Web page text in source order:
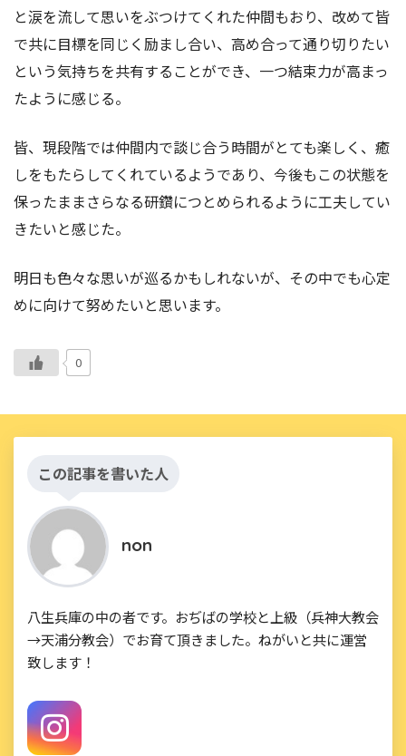
と涙を流して思いをぶつけてくれた仲間もおり、改めて皆
で共に目標を同じく励まし合い、高め合って通り切りたい
という気持ちを共有することができ、一つ結束力が高まっ
たように感じる。
皆、現段階では仲間内で談じ合う時間がとても楽しく、癒
しをもたらしてくれているようであり、今後もこの状態を
保ったままさらなる研鑽につとめられるように工夫してい
きたいと感じた。
明日も色々な思いが巡るかもしれないが、その中でも心定
めに向けて努めたいと思います。
0
この記事を書いた人
non
八生兵庫の中の者です。おぢばの学校と上級（兵神大教会
→天浦分教会）でお育て頂きました。ねがいと共に運営
致します！